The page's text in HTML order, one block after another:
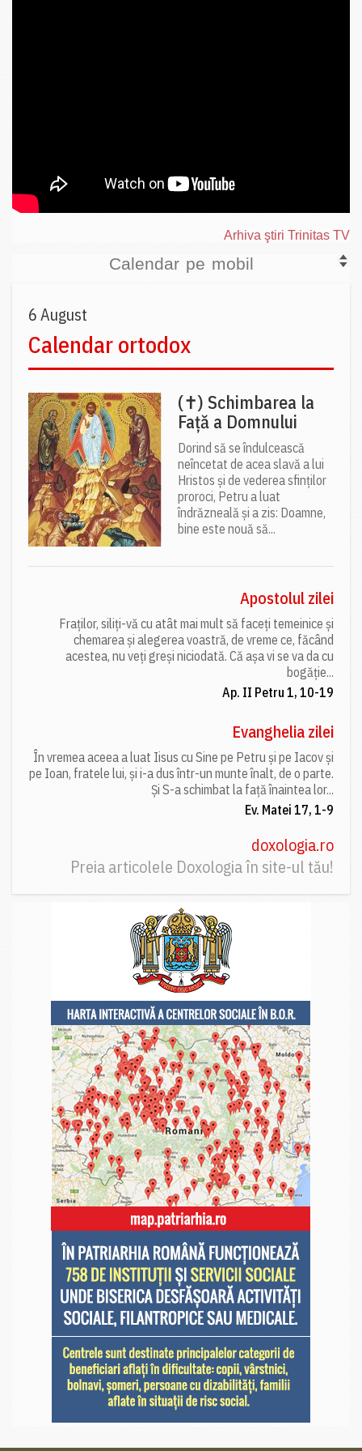
Arhiva ştiri Trinitas TV
Calendar pe mobil
6 August
Calendar ortodox
(✝) Schimbarea la
Față a Domnului
Dorind să se îndulcească
neîncetat de acea slavă a lui
Hristos și de vederea sfinților
proroci, Petru a luat
îndrăzneală și a zis: Doamne,
bine este nouă să...
Apostolul zilei
Fraților, siliți-vă cu atât mai mult să faceți temeinice și
chemarea și alegerea voastră, de vreme ce, făcând
acestea, nu veți greși niciodată. Că așa vi se va da cu
bogăție...
Ap. II Petru 1, 10-19
Evanghelia zilei
În vremea aceea a luat Iisus cu Sine pe Petru și pe Iacov și
pe Ioan, fratele lui, și i-a dus într-un munte înalt, de o parte.
Și S-a schimbat la față înaintea lor...
Ev. Matei 17, 1-9
doxologia.ro
Preia articolele Doxologia în site-ul tău!